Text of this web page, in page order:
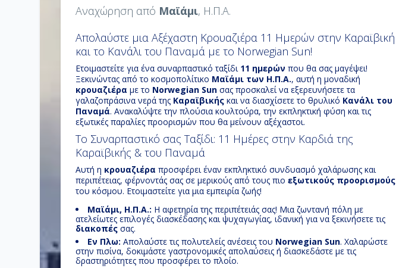
Αναχώρηση από Μαϊάμι, Η.Π.Α.
Απολαύστε μια Αξέχαστη Κρουαζιέρα 11 Ημερών στην Καραϊβική
και το Κανάλι του Παναμά με το Norwegian Sun!
Ετοιμαστείτε για ένα συναρπαστικό ταξίδι 11 ημερών που θα σας μαγέψει!
Ξεκινώντας από το κοσμοπολίτικο Μαϊάμι των Η.Π.Α., αυτή η μοναδική
κρουαζιέρα με το Norwegian Sun σας προσκαλεί να εξερευνήσετε τα
γαλαζοπράσινα νερά της Καραϊβικής και να διασχίσετε το θρυλικό Κανάλι του
Παναμά. Ανακαλύψτε την πλούσια κουλτούρα, την εκπληκτική φύση και τις
εξωτικές παραλίες προορισμών που θα μείνουν αξέχαστοι.
Το Συναρπαστικό σας Ταξίδι: 11 Ημέρες στην Καρδιά της
Καραϊβικής & του Παναμά
Αυτή η κρουαζιέρα προσφέρει έναν εκπληκτικό συνδυασμό χαλάρωσης και
περιπέτειας, φέρνοντάς σας σε μερικούς από τους πιοεξωτικούς προορισμούς
του κόσμου. Ετοιμαστείτε για μια εμπειρία ζωής!
Μαϊάμι, Η.Π.Α.: Η αφετηρία της περιπέτειάς σας! Μια ζωντανή πόλη με
ατελείωτες επιλογές διασκέδασης και ψυχαγωγίας, ιδανική για να ξεκινήσετε τις
διακοπές σας.
Εν Πλω: Απολαύστε τις πολυτελείς ανέσεις του Norwegian Sun. Χαλαρώστε
στην πισίνα, δοκιμάστε γαστρονομικές απολαύσεις ή διασκεδάστε με τις
δραστηριότητες που προσφέρει το πλοίο.